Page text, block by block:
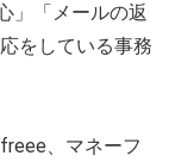
」「メールの返
をしている事務
、マネーフ